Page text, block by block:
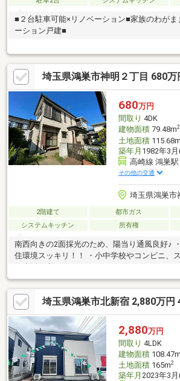
■２台駐車可能×リノベーション■家族のわが
ーション戸建■
埼玉県鴻巣市神明２丁目 680万
680万円
間取り 4DK
建物面積79.48m2
土地面積115.68m
築年月 1982年3
高崎線 鴻巣
その他の交通
埼玉県鴻巣市
2階建て 都市ガス
システムキッチン
所有権
南西向きの2面採光のため、陽当り通風良好♪ ・全居室収納可能で
住環境スッキリ！！ ・小中学校やコンビニ、
埼玉県鴻巣市北新宿 2,880万円
2,880万円
間取り 4LDK
建物面積108.47m
土地面積165m2
築年月 2023年3